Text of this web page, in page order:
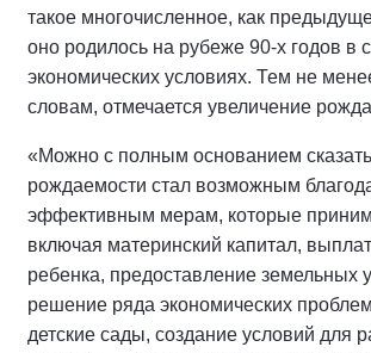
такое многочисленное, как
оно родилось на рубеже 90-х годов в
экономических условиях. Тем не
словам, отмечается увеличение
«Можно с полным основанием
рождаемости стал возможным
эффективным мерам, которые
включая материнский капитал,
ребенка, предоставление земельных
решение ряда экономических
детские сады, создание условий для